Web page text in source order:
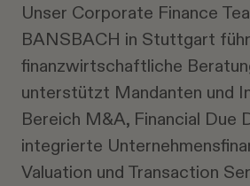
Unser Corporate Finance
BANSBACH in Stuttgart
finanzwirtschaftliche
unterstützt Mandanten und
Bereich M&A, Financial Due
integrierte
Valuation und Transaction